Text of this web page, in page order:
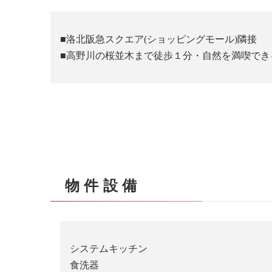
■洛北阪急スクエア(ショッピングモール)隣接
■高野川の桜並木まで徒歩１分・自然を満喫で
物件設備
システムキッチン
食洗器